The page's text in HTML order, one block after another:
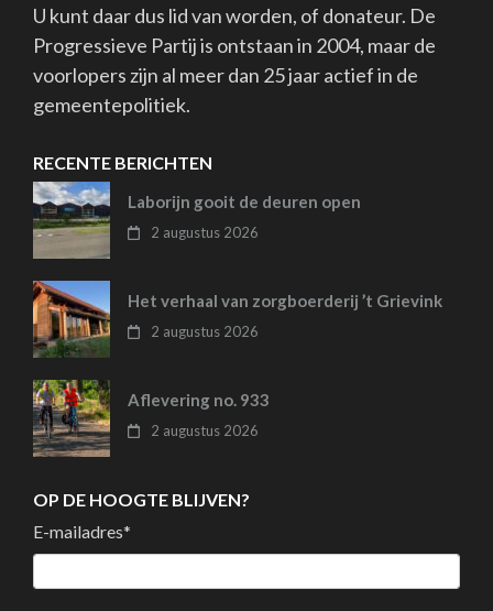
U kunt daar dus lid van worden, of donateur. De
Progressieve Partij is ontstaan in 2004, maar de
voorlopers zijn al meer dan 25 jaar actief in de
gemeentepolitiek.
RECENTE BERICHTEN
Laborijn gooit de deuren open
2 augustus 2026
Het verhaal van zorgboerderij ’t Grievink
2 augustus 2026
Aflevering no. 933
2 augustus 2026
OP DE HOOGTE BLIJVEN?
E-mailadres*